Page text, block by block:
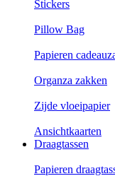
Stickers
Pillow Bag
Papieren
Organza zakken
Zijde vloeipapier
Ansichtkaarten
Draagtassen
Papieren